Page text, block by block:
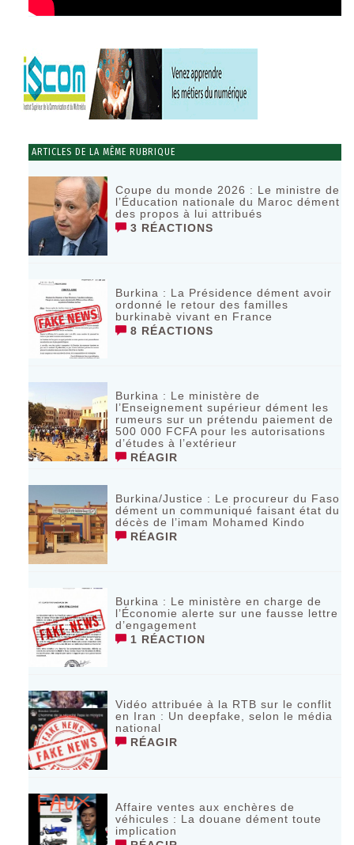
ARTICLES DE LA MÊME RUBRIQUE
‎Coupe du monde 2026 : Le ministre de
l’Éducation nationale du Maroc dément
des propos à lui attribués ‎
3 RÉACTIONS
Burkina : La Présidence dément avoir
ordonné le retour des familles
burkinabè vivant en France
8 RÉACTIONS
Burkina : Le ministère de
l’Enseignement supérieur dément les
rumeurs sur un prétendu paiement de
500 000 FCFA pour les autorisations
d’études à l’extérieur
RÉAGIR
Burkina/Justice : Le procureur du Faso
dément un communiqué faisant état du
décès de l’imam Mohamed Kindo
RÉAGIR
Burkina : Le ministère en charge de
l’Économie alerte sur une fausse lettre
d’engagement
1 RÉACTION
Vidéo attribuée à la RTB sur le conflit
en Iran : Un deepfake, selon le média
national
RÉAGIR
Affaire ventes aux enchères de
véhicules : La douane dément toute
implication